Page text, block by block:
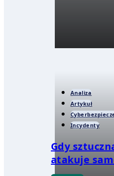
Analiza
Artykuł
Incydenty
Gdy
atakuje